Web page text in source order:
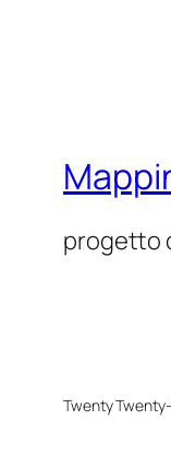
progetto
Twenty